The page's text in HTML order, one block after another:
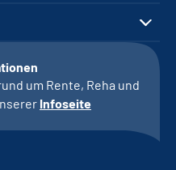
um Rente, Reha und
Infoseite